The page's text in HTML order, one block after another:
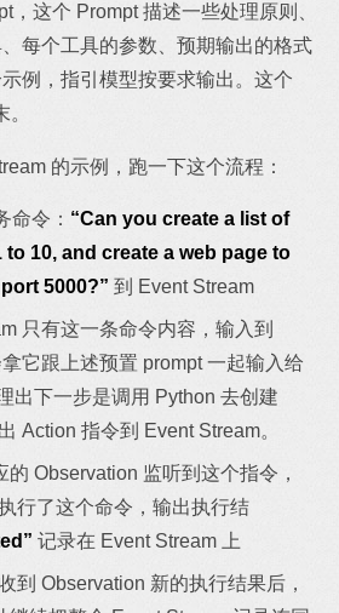
，这个 Prompt 描述一些处理原则、
每个工具的参数、预期输出的格式
例，指引模型按要求输出。这个
的示例，跑一下这个流程：
命令： “Can you create a list of
10, and create a web page to
5000?” 到 Event Stream
只有这一条命令内容，输入到
它跟上述预置 prompt 一起输入给
出下一步是调用 Python 去创建
Action 指令到 Event Stream。
的 Observation 监听到这个指令，
行了这个命令，输出执行结
记录在 Event Stream 上
到 Observation 新的执行结果后，